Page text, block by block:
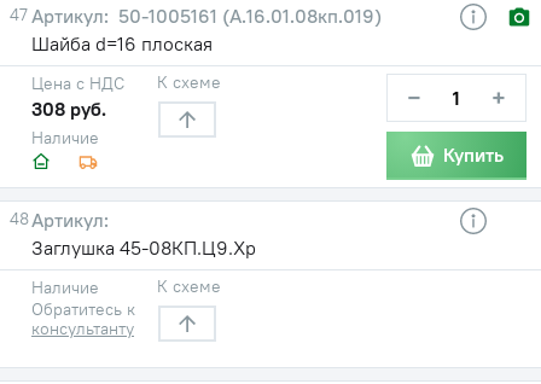
47
50-1005161 (А.16.01.08кп.019)
Шайба d=16 плоская
Наличие
Цена с НДС
308 руб.
К схеме − +
Купить
48
Заглушка 45-08КП.Ц9.Хр
Наличие
Обратитесь к
консультанту
К схеме